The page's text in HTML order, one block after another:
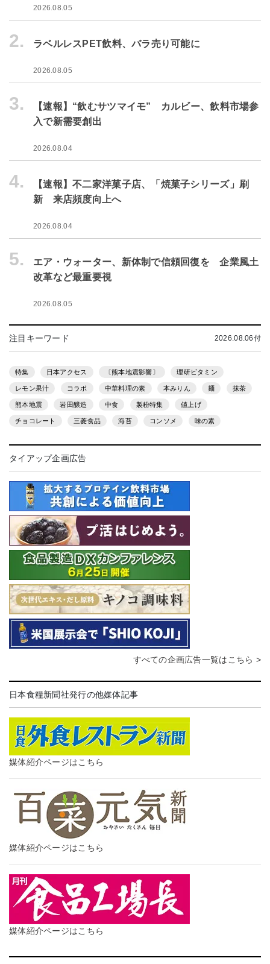
2026.08.05
2. ラベルレスPET飲料、バラ売り可能に
2026.08.05
3.
【速報】“飲むサツマイモ” カルビー、飲料市場参
入で新需要創出
2026.08.04
4.
【速報】不二家洋菓子店、「焼菓子シリーズ」刷
新 来店頻度向上へ
2026.08.04
5.
エア・ウォーター、新体制で信頼回復を 企業風土
改革など最重要視
2026.08.05
注目キーワード 2026.08.06付
特集 日本アクセス 〔熊本地震影響〕 理研ビタミン
レモン果汁 コラボ 中華料理の素 本みりん 麺 抹茶
熊本地震 岩田醸造 中食 製粉特集 値上げ
チョコレート 三菱食品 海苔 コンソメ 味の素
タイアップ企画広告
すべての企画広告一覧はこちら >
日本食糧新聞社発行の他媒体記事
媒体紹介ページはこちら
媒体紹介ページはこちら
媒体紹介ページはこちら